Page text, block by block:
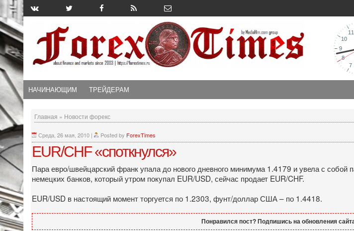
НАЧИНАЮЩИМ ТРЕЙДЕРАМ
Главная » Новости форекс
Среда, 26 мая, 2010 | Posted by ForexTimes
EUR/CHF «споткнулся»
Пара евро/швейцарский франк упала до нового дневного минимума 1.4179 и увела с собой
немецких банков, который утром покупал EUR/USD, сейчас продает EUR/CHF.
EUR/USD в настоящий момент торгуется по 1.2303, фунт/доллар США – по 1.4418.
Понравился пост? Подпишись на обновления